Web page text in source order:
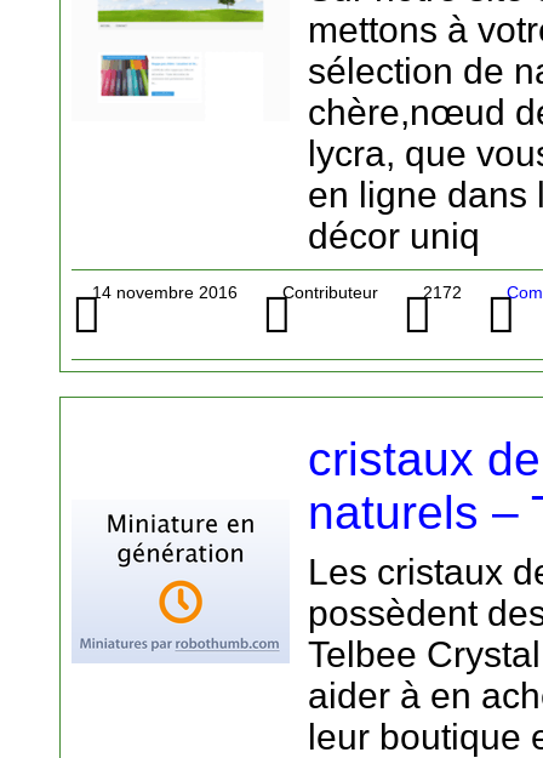
mettons à
sélection de
chère,nœud
lycra, que
en ligne dans
décor uniq
14 novembre 2016 Contributeur 2172
cristaux
naturels –
Les cristaux
possèdent
Telbee
aider à en
leur boutique